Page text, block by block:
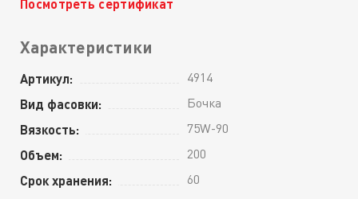
Посмотреть сертификат
Характеристики
Артикул: 4914
Вид фасовки: Бочка
Вязкость: 75W-90
Объем: 200
Срок хранения: 60